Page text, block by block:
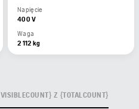
Napięcie
400 V
Waga
2 112 kg
Z {TOTALCOUNT}